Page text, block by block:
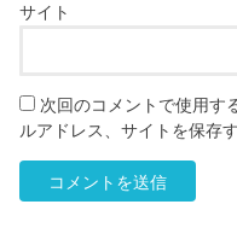
サイト
次回のコメントで使用す
ルアドレス、サイトを保存す